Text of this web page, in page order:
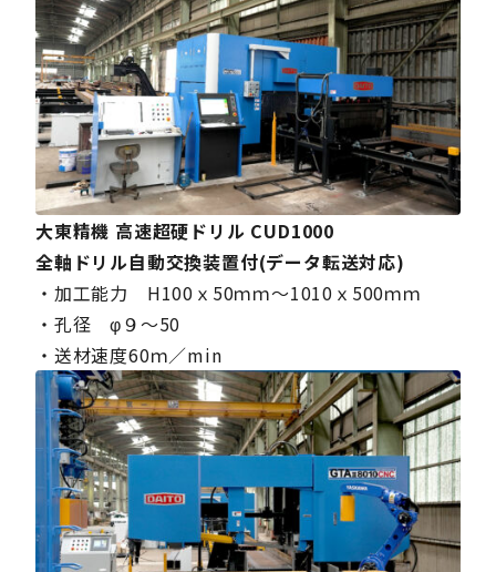
大東精機 高速超硬ドリル CUD1000
全軸ドリル自動交換装置付(データ転送対応)
・加工能力 H100ｘ50ｍｍ～1010ｘ500ｍｍ
・孔径 φ９～50
・送材速度60ｍ／min